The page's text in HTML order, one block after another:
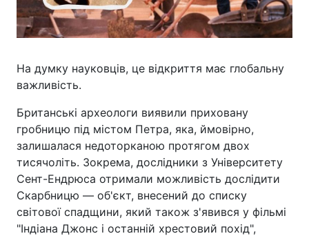
На думку науковців, це відкриття має глобальну
важливість.
Британські археологи виявили приховану
гробницю під містом Петра, яка, ймовірно,
залишалася недоторканою протягом двох
тисячоліть. Зокрема, дослідники з Університету
Сент-Ендрюса отримали можливість дослідити
Скарбницю — об'єкт, внесений до списку
світової спадщини, який також з'явився у фільмі
"Індіана Джонс і останній хрестовий похід",